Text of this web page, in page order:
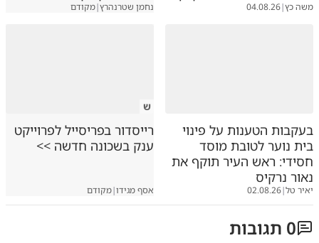
משה כץ|
04.08.26 נחמן שטרנהרץ|מקודם
בעקבות הטענות על פינוי
בית נוער לטובת מוסד
חסידי: ראש העיר תוקף את
נאור נרקיס
יאיר טל|
02.08.26
ש
רייסדור בפריסייל לפרוייקט
ענק בשכונה חדשה >>
אסף מגידו|מקודם
0 תגובות